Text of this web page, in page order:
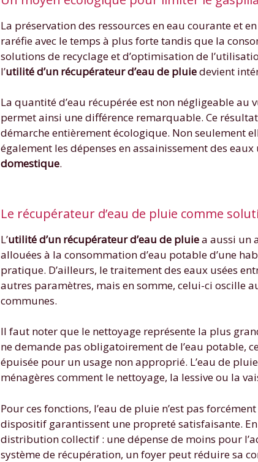
La préservation des ressources en eau courante et
raréfie avec le temps à plus forte tandis que la
solutions de recyclage et d’optimisation de
l’utilité d’un récupérateur d’eau de pluiedevient
La quantité d’eau récupérée est non négligeable au
permet ainsi une différence remarquable. Ce
démarche entièrement écologique. Non seulement
également les dépenses en assainissement des
domestique.
Le récupérateur d’eau de pluie comme
L’utilité d’un récupérateur d’eau de pluiea aussi un
allouées à la consommation d’eau potable d’une
pratique. D’ailleurs, le traitement des eaux usées
autres paramètres, mais en somme, celui-ci oscille
communes.
Il faut noter que le nettoyage représente la plus
ne demande pas obligatoirement de l’eau potable,
épuisée pour un usage non approprié. L’eau de
ménagères comment le nettoyage, la lessive ou la
Pour ces fonctions, l’eau de pluie n’est pas
dispositif garantissent une propreté satisfaisante.
distribution collectif : une dépense de moins pour
système de récupération, un foyer peut réduire sa